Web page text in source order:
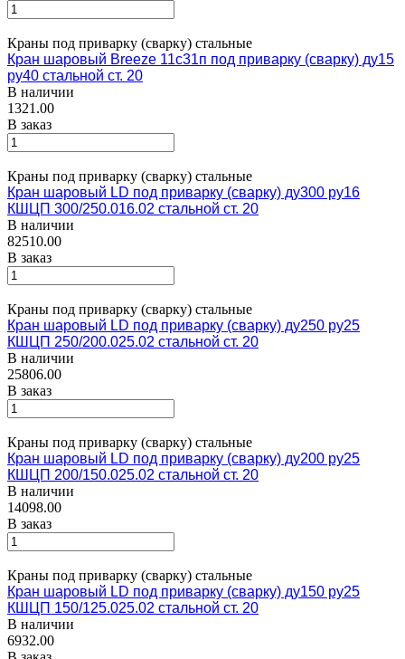
Краны под приварку (сварку) стальные
Кран шаровый Breeze 11с31п под приварку (сварку) ду15
ру40 стальной ст. 20
В наличии
1321.00
В заказ
Краны под приварку (сварку) стальные
Кран шаровый LD под приварку (сварку) ду300 ру16
КШЦП 300/250.016.02 стальной ст. 20
В наличии
82510.00
В заказ
Краны под приварку (сварку) стальные
Кран шаровый LD под приварку (сварку) ду250 ру25
КШЦП 250/200.025.02 стальной ст. 20
В наличии
25806.00
В заказ
Краны под приварку (сварку) стальные
Кран шаровый LD под приварку (сварку) ду200 ру25
КШЦП 200/150.025.02 стальной ст. 20
В наличии
14098.00
В заказ
Краны под приварку (сварку) стальные
Кран шаровый LD под приварку (сварку) ду150 ру25
КШЦП 150/125.025.02 стальной ст. 20
В наличии
6932.00